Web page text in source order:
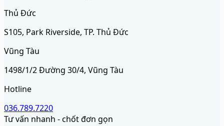
Thủ Đức
S105, Park Riverside, TP. Thủ Đức
Vũng Tàu
1498/1/2 Đường 30/4, Vũng Tàu
Hotline
036.789.7220
Tư vấn nhanh - chốt đơn gọn